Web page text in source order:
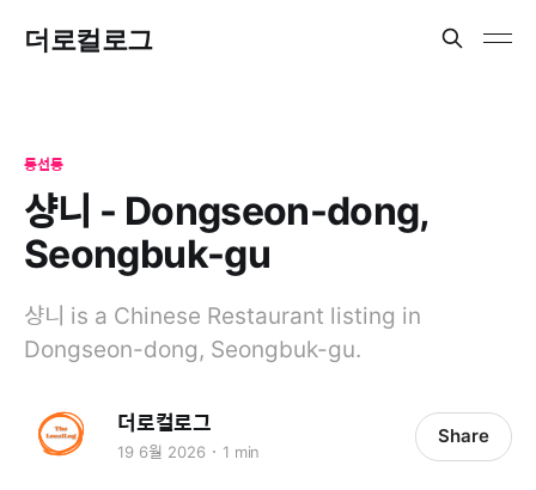
더로컬로그
동선동
샹니 - Dongseon-dong,
Seongbuk-gu
샹니 is a Chinese Restaurant listing in
Dongseon-dong, Seongbuk-gu.
더로컬로그
19 6월 2026 1 min
Share